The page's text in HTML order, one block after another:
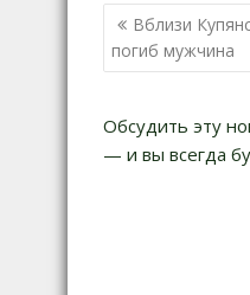
Навигация
по
записям
Вблизи
погиб мужчина
Обсудить эту
— и вы всегда